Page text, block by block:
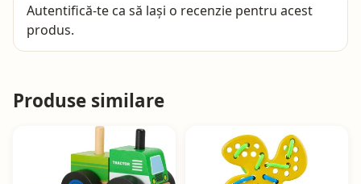
Autentifică-te ca să lași o recenzie pentru acest
produs.
Produse similare